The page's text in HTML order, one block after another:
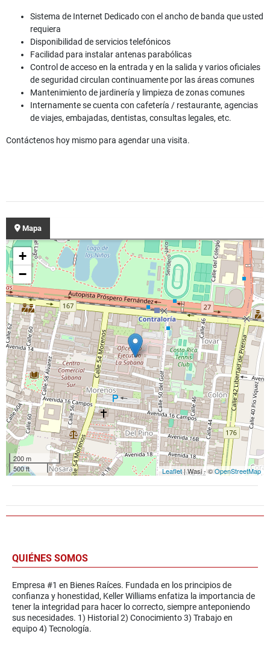
Sistema de Internet Dedicado con el ancho de banda que usted
requiera
Disponibilidad de servicios telefónicos
Facilidad para instalar antenas parabólicas
Control de acceso en la entrada y en la salida y varios oficiales
de seguridad circulan continuamente por las áreas comunes
Mantenimiento de jardinería y limpieza de zonas comunes
Internamente se cuenta con cafetería / restaurante, agencias
de viajes, embajadas, dentistas, consultas legales, etc.
Contáctenos hoy mismo para agendar una visita.
Mapa
+
−
200 m
500 ft
Leaflet| Wasi - ©OpenStreetMap
QUIÉNES SOMOS
Empresa #1 en Bienes Raíces. Fundada en los principios de
confianza y honestidad, Keller Williams enfatiza la importancia de
tener la integridad para hacer lo correcto, siempre anteponiendo
sus necesidades. 1) Historial 2) Conocimiento 3) Trabajo en
equipo 4) Tecnología.